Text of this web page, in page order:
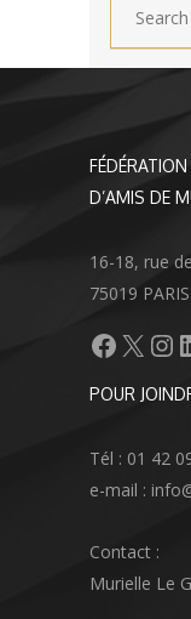
D’AMIS DE
16-18, rue
75019 PARIS
X
POUR
Tél : 01 42
e-mail :
Contact :
Murielle Le